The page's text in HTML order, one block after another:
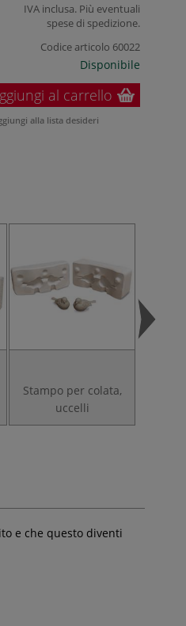
IVA inclusa. Più eventuali
spese di spedizione.
Codice articolo 60022
Disponibile
al carrello
alla lista desideri
Stampo per colata,
uccelli
e che questo diventi